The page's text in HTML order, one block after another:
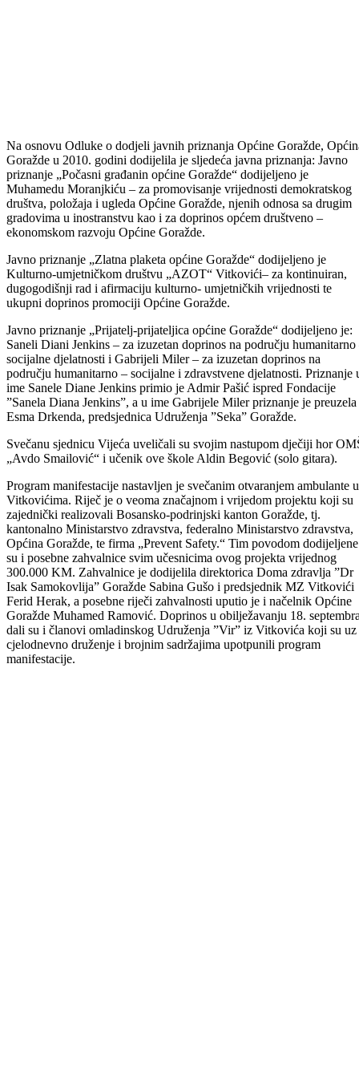
Na osnovu Odluke o dodjeli javnih priznanja Općine Goražde,
Goražde u 2010. godini dodijelila je sljedeća javna priznanja: Javno
priznanje „Počasni građanin općine Goražde“ dodijeljeno je
Muhamedu Moranjkiću – za promovisanje vrijednosti demokratskog
gradovima u inostranstvu kao i za doprinos općem društveno –
ekonomskom razvoju Općine Goražde.
Javno priznanje „Zlatna plaketa općine Goražde“ dodijeljeno je
dugogodišnji rad i afirmaciju kulturno- umjetničkih vrijednosti te
ukupni doprinos promociji Općine Goražde.
Javno priznanje „Prijatelj-prijateljica općine Goražde“ dodijeljeno je:
Saneli Diani Jenkins – za izuzetan doprinos na području humanitarno
socijalne djelatnosti i Gabrijeli Miler – za izuzetan doprinos na
području humanitarno – socijalne i zdravstvene djelatnosti. Priznanje
”Sanela Diana Jenkins”, a u ime Gabrijele Miler priznanje je preuzela
Esma Drkenda, predsjednica Udruženja ”Seka” Goražde.
Svečanu sjednicu Vijeća uveličali su svojim nastupom dječiji hor
„Avdo Smailović“ i učenik ove škole Aldin Begović (solo gitara).
Program manifestacije nastavljen je svečanim otvaranjem ambulante u
Vitkovićima. Riječ je o veoma značajnom i vrijedom projektu koji su
zajednički realizovali Bosansko-podrinjski kanton Goražde, tj.
kantonalno Ministarstvo zdravstva, federalno Ministarstvo zdravstva,
Općina Goražde, te firma „Prevent Safety.“ Tim povodom dodijeljene
su i posebne zahvalnice svim učesnicima ovog projekta vrijednog
300.000 KM. Zahvalnice je dodijelila direktorica Doma zdravlja ”Dr
Isak Samokovlija” Goražde Sabina Gušo i predsjednik MZ Vitkovići
Ferid Herak, a posebne riječi zahvalnosti uputio je i načelnik Općine
Goražde Muhamed Ramović. Doprinos u obilježavanju 18.